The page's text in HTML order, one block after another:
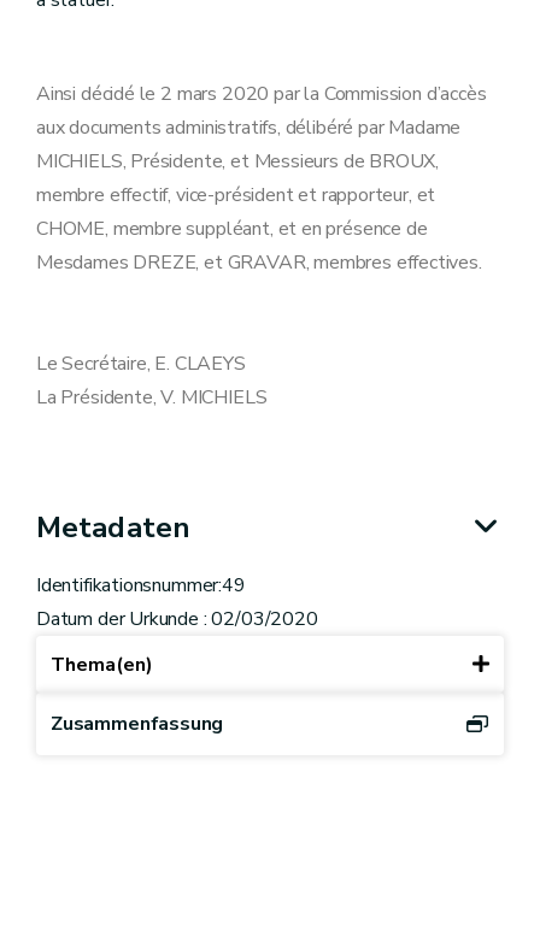
Ainsi décidé le 2 mars 2020 par la Commission d’accès
aux documents administratifs, délibéré par Madame
MICHIELS, Présidente, et Messieurs de BROUX,
membre effectif, vice-président et rapporteur, et
CHOME, membre suppléant, et en présence de
Mesdames DREZE, et GRAVAR, membres effectives.
Le Secrétaire, E. CLAEYS
La Présidente, V. MICHIELS
Metadaten
Identifikationsnummer:49
Datum der Urkunde : 02/03/2020
Thema(en)
Zusammenfassung